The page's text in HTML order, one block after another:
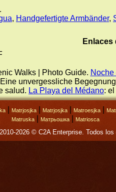
, Handgefertigte Armbänder,
Enlaces
Walks | Photo Guide.
unvergessliche
salud. La Playa del Médano:
Matrjosjka Matrjosjka Matroesjka
Matruska Матрьошка Matriosca
2026 © C2A Enterprise. Todos